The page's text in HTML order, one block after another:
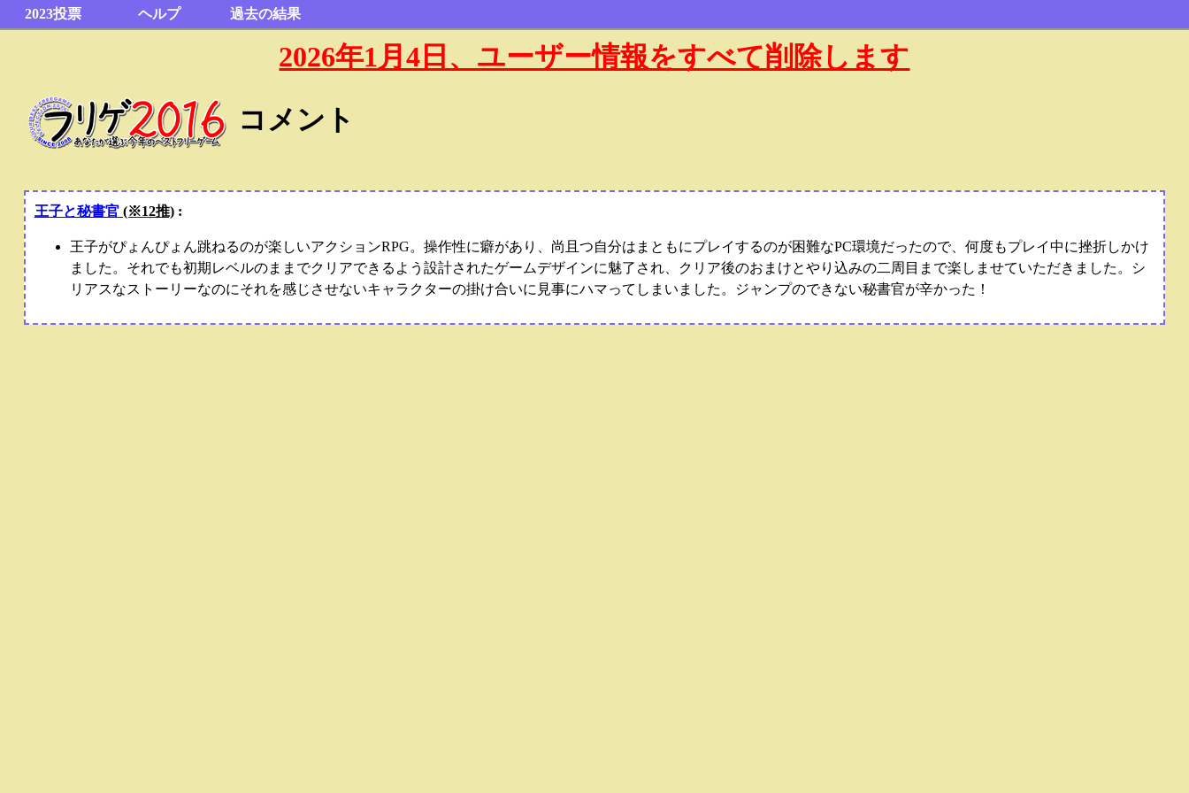
2023投票 ヘルプ 過去の結果
2026年1月4日、ユーザー情報をすべて削除します
コメント
王子と秘書官 (※12推):
王子がぴょんぴょん跳ねるのが楽しいアクションRPG。操作性に癖があり、尚且つ自分はまともにプレイするのが困難なPC環境だったので、何度もプレイ中に挫折しかけ
ました。それでも初期レベルのままでクリアできるよう設計されたゲームデザインに魅了され、クリア後のおまけとやり込みの二周目まで楽しませていただきました。シ
リアスなストーリーなのにそれを感じさせないキャラクターの掛け合いに見事にハマってしまいました。ジャンプのできない秘書官が辛かった！